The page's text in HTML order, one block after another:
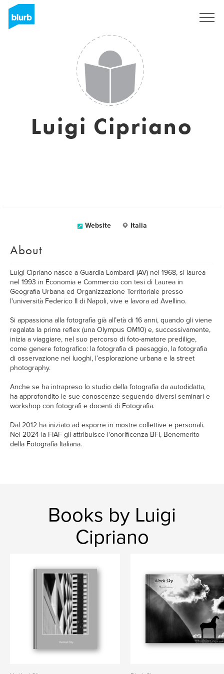
Luigi Cipriano
Website Italia
About
Luigi Cipriano nasce a Guardia Lombardi (AV) nel 1968, si laurea
nel 1993 in Economia e Commercio con tesi di Laurea in
Geografia Urbana ed Organizzazione Territoriale presso
l'università Federico II di Napoli, vive e lavora ad Avellino.
Si appassiona alla fotografia già all’età di 16 anni, quando gli viene
regalata la prima reflex (una Olympus OM10) e, successivamente,
inizia a viaggiare, nel suo percorso di foto-amatore predilige,
come genere fotografico: la fotografia di paesaggio, la fotografia
di osservazione nei luoghi, l’esplorazione urbana e la street
photography.
Anche se ha intrapreso lo studio della fotografia da autodidatta,
ha approfondito le sue conoscenze seguendo diversi seminari e
workshop con fotografi e docenti di Fotografia.
Dal 2012 ha iniziato ad esporre in mostre collettive e personali.
Nel 2024 la FIAF gli attribuisce l'onorificenza BFI, Benemerito
della Fotografia Italiana.
Books by Luigi
Cipriano